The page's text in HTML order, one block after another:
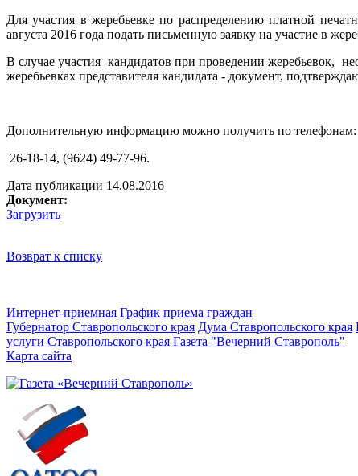
Для участия в жеребьевке по распределению платной
августа 2016 года подать письменную заявку на участие в
В случае участия кандидатов при проведении жеребьевок,
жеребьевках представителя кандидата - документ,
Дополнительную информацию можно получить по телефонам:
26-18-14, (9624) 49-77-96.
Дата публикации 14.08.2016
Документ:
Загрузить
Возврат к списку
Интернет-приемная График приема граждан
Губернатор Ставропольского края Дума Ставропольского края
услуги Ставропольского края Газета "Вечерний Ставрополь"
Карта сайта